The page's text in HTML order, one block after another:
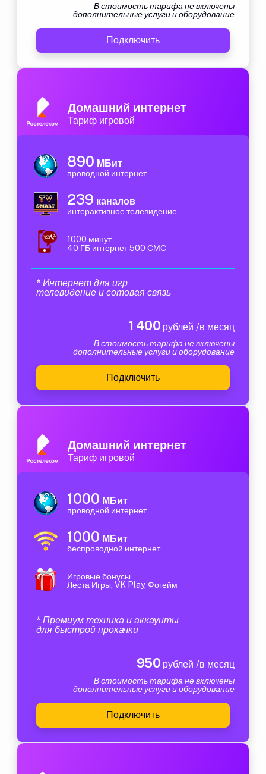
В стоимость тарифа не включены
дополнительные услуги и оборудование
Подключить
Домашний интернет
Тариф игровой
890 МБит
проводной интернет
239 каналов
интерактивное телевидение
1000 минут
40 ГБ интернет 500 СМС
* Интернет для игр
телевидение и сотовая связь
1 400 рублей /в месяц
В стоимость тарифа не включены
дополнительные услуги и оборудование
Подключить
Домашний интернет
Тариф игровой
1000 МБит
проводной интернет
1000 МБит
беспроводной интернет
Игровые бонусы
Леста Игры, VK Play, Фогейм
* Премиум техника и аккаунты
для быстрой прокачки
950 рублей /в месяц
В стоимость тарифа не включены
дополнительные услуги и оборудование
Подключить